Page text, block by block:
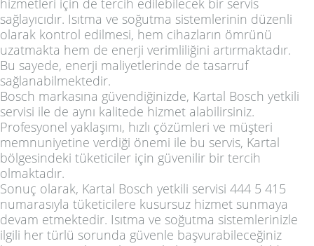
sağlayıcıdır. Isıtma ve soğutma sistemlerinin düzenli
olarak kontrol edilmesi, hem cihazların ömrünü
uzatmakta hem de enerji verimliliğini artırmaktadır.
Bu sayede, enerji maliyetlerinde de tasarruf
sağlanabilmektedir.
Bosch markasına güvendiğinizde, Kartal Bosch yetkili
servisi ile de aynı kalitede hizmet alabilirsiniz.
Profesyonel yaklaşımı, hızlı çözümleri ve müşteri
memnuniyetine verdiği önemi ile bu servis, Kartal
bölgesindeki tüketiciler için güvenilir bir tercih
olmaktadır.
Sonuç olarak, Kartal Bosch yetkili servisi 444 5 415
numarasıyla tüketicilere kusursuz hizmet sunmaya
devam etmektedir. Isıtma ve soğutma sistemlerinizle
ilgili her türlü sorunda güvenle başvurabileceğiniz